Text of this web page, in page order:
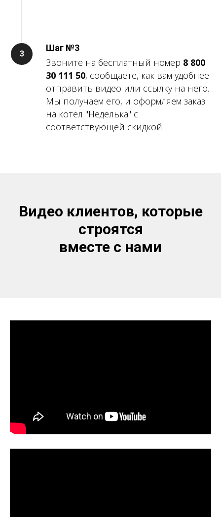
Шаг №3
Звоните на бесплатный номер 8 800
30 111 50, сообщаете, как вам удобнее
отправить видео или ссылку на него.
Мы получаем его, и оформляем заказ
на котел "Неделька" с
соответствующей скидкой.
Видео клиентов, которые
строятся
вместе с нами